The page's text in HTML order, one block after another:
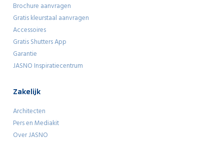
Brochure aanvragen
Gratis kleurstaal aanvragen
Accessoires
Gratis Shutters App
Garantie
JASNO Inspiratiecentrum
Zakelijk
Architecten
Pers en Mediakit
Over JASNO